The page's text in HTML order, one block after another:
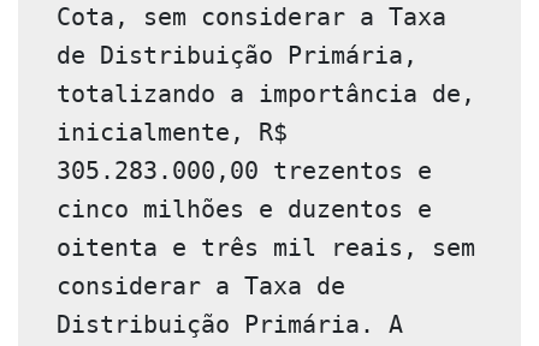
Cota, sem considerar a Taxa
de Distribuição Primária,
totalizando a importância de,
inicialmente, R$
305.283.000,00 trezentos e
cinco milhões e duzentos e
oitenta e três mil reais, sem
considerar a Taxa de
Distribuição Primária. A